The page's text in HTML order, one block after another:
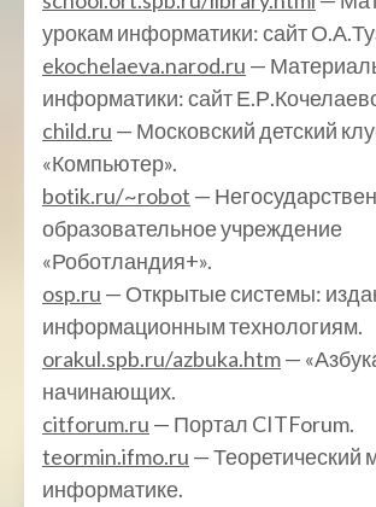
урокам информатики: сайт
ekochelaeva.narod.ru —
информатики: сайт
child.ru — Московский детский
«Компьютер».
botik.ru/~robot —
образовательное учреждение
«Роботландия+».
osp.ru — Открытые системы:
информационным технологиям.
orakul.spb.ru/azbuka.htm—
начинающих.
citforum.ru — Портал CITForum.
teormin.ifmo.ru — Теоретический
информатике.